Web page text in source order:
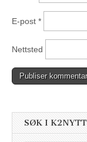
E-post *
Nettsted
SØK I K2NYTT